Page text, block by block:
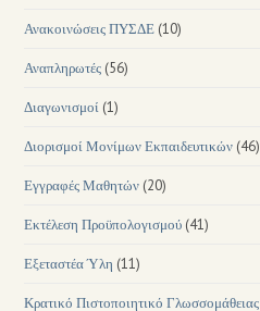
Ανακοινώσεις ΠΥΣΔΕ (10)
Αναπληρωτές (56)
Διαγωνισμοί (1)
Διορισμοί Μονίμων Εκπαιδευτικών (46)
Εγγραφές Μαθητών (20)
Εκτέλεση Προϋπολογισμού (41)
Εξεταστέα Ύλη (11)
Κρατικό Πιστοποιητικό Γλωσσομάθειας